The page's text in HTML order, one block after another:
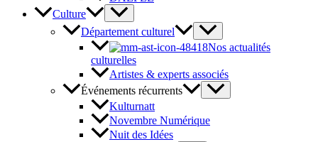
Culture
Département culturel
Nos actualités
culturelles
Artistes & experts associés
Événements récurrents
Kulturnatt
Novembre Numérique
Nuit des Idées